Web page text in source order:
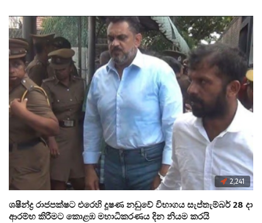
2,241
ශෂීන්ද්‍ර රාජපක්ෂට එරෙහි දූෂණ නඩුවේ විභාගය සැප්තැම්බර් 28 දා
ආරම්භ කිරීමට කොළඹ මහාධිකරණය දින නියම කරයි